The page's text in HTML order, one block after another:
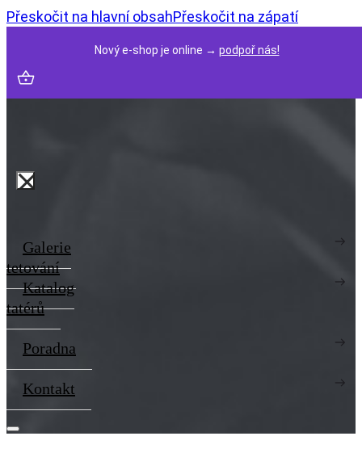
Přeskočit na hlavní obsahPřeskočit na zápatí
Nový e-shop je online → podpoř nás!
Galerie
tetování
Katalog
tatérů
Poradna
Kontakt